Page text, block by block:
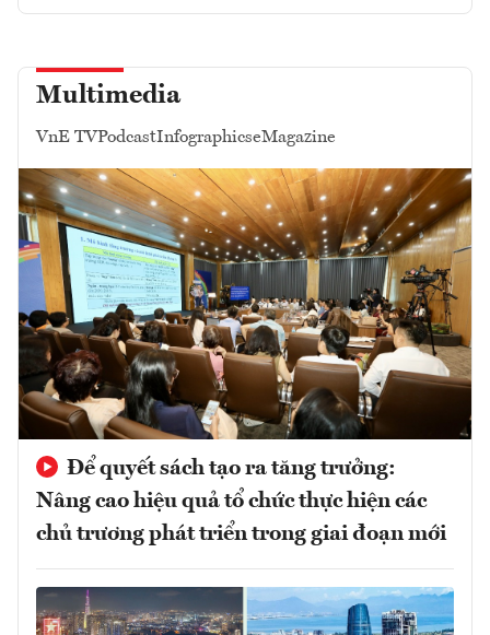
Multimedia
VnE TVPodcastInfographicseMagazine
Để quyết sách tạo ra tăng trưởng:
Nâng cao hiệu quả tổ chức thực hiện các
chủ trương phát triển trong giai đoạn mới